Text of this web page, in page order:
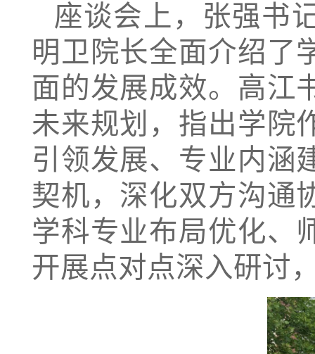
座谈会上，张强书
明卫院长全面介绍了
面的发展成效。高江
未来规划，指出学院
引领发展、专业内涵
契机，深化双方沟通
学科专业布局优化、
开展点对点深入研讨